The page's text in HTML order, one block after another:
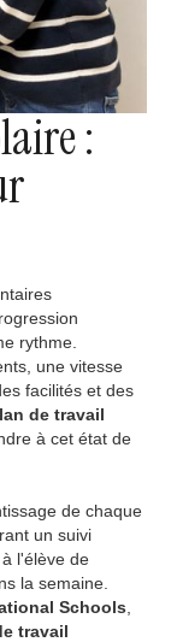
:
rythme.
une vitesse
facilités et des
de travail
à cet état de
de chaque
un suivi
l'élève de
la semaine.
Schools
travail